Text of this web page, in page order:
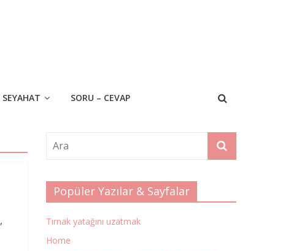
SEYAHAT SORU – CEVAP
,
Popüler Yazılar & Sayfalar
Tırnak yatağını uzatmak
Home